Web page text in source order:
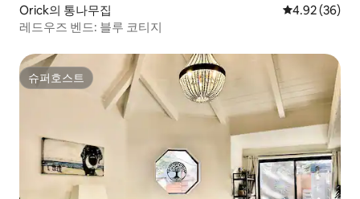
Orick의 통나무집 평점 4.92점(5
4.92 (36)
레드우즈 벤드: 블루 코티지
슈퍼호스트
슈퍼호스트